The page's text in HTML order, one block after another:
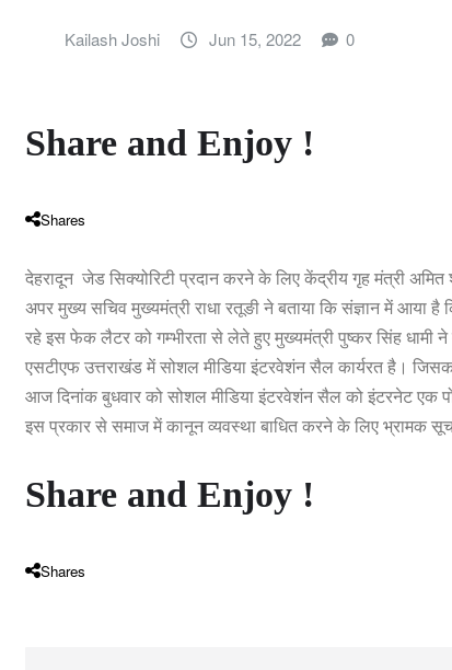
Kailash Joshi Jun 15, 2022 0
Share and Enjoy !
Shares
देहरादून जेड सिक्योरिटी प्रदान करने के लिए केंद्रीय गृह मंत्री अमित
अपर मुख्य सचिव मुख्यमंत्री राधा रतूङी ने बताया कि संज्ञान में आया है
रहे इस फेक लैटर को गम्भीरता से लेते हुए मुख्यमंत्री पुष्कर सिंह धामी ने
एसटीएफ उत्तराखंड में सोशल मीडिया इंटरवेशंन सैल कार्यरत है।
आज दिनांक बुधवार को सोशल मीडिया इंटरवेशंन सैल को इंटरनेट एक
इस प्रकार से समाज में कानून व्यवस्था बाधित करने के लिए भ्रामक
Share and Enjoy !
Shares